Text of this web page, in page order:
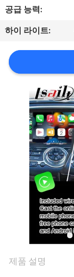
공
여
세
공급 능력:
하이 라이트:
제품 설명